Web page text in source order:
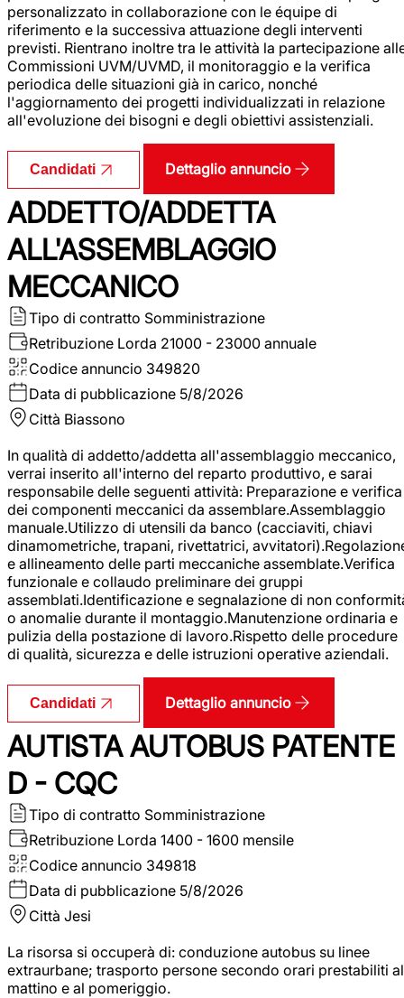
personalizzato in collaborazione con le équipe di
riferimento e la successiva attuazione degli interventi
previsti. Rientrano inoltre tra le attività la partecipazione
Commissioni UVM/UVMD, il monitoraggio e la verifica
periodica delle situazioni già in carico, nonché
l'aggiornamento dei progetti individualizzati in relazione
all'evoluzione dei bisogni e degli obiettivi assistenziali.
Candidati Dettaglio annuncio
ADDETTO/ADDETTA
ALL'ASSEMBLAGGIO
MECCANICO
Tipo di contratto Somministrazione
Retribuzione Lorda 21000 - 23000 annuale
Codice annuncio 349820
Data di pubblicazione 5/8/2026
Città Biassono
In qualità di addetto/addetta all'assemblaggio meccanico,
verrai inserito all'interno del reparto produttivo, e sarai
responsabile delle seguenti attività: Preparazione e verifica
dei componenti meccanici da assemblare.Assemblaggio
manuale.Utilizzo di utensili da banco (cacciaviti, chiavi
dinamometriche, trapani, rivettatrici,
e allineamento delle parti meccaniche assemblate.Verifica
funzionale e collaudo preliminare dei gruppi
assemblati.Identificazione e segnalazione di non
o anomalie durante il montaggio.Manutenzione ordinaria e
pulizia della postazione di lavoro.Rispetto delle procedure
di qualità, sicurezza e delle istruzioni operative aziendali.
Candidati Dettaglio annuncio
AUTISTA AUTOBUS PATENTE
D - CQC
Tipo di contratto Somministrazione
Retribuzione Lorda 1400 - 1600 mensile
Codice annuncio 349818
Data di pubblicazione 5/8/2026
Città Jesi
La risorsa si occuperà di: conduzione autobus su linee
extraurbane; trasporto persone secondo orari prestabiliti al
mattino e al pomeriggio.